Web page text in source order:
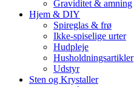
Graviditet & amning
Hjem & DIY
Spireglas & frø
Ikke-spiselige urter
Hudpleje
Husholdningsartikler
Udstyr
Sten og Krystaller